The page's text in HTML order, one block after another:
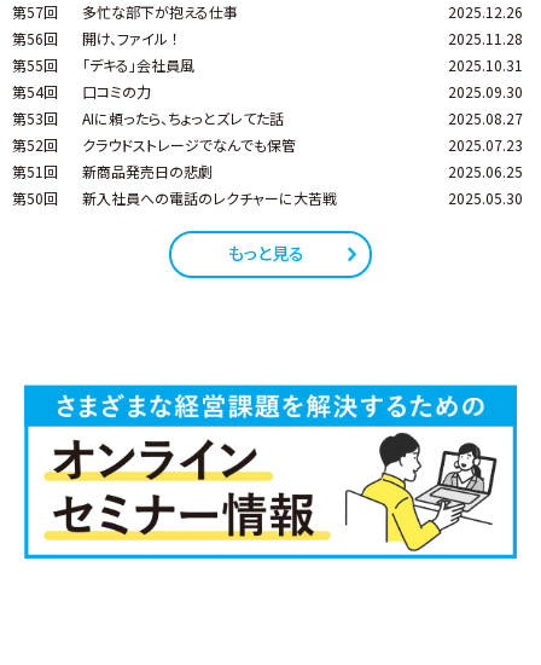
第57回
多忙な部下が抱える仕事
2025.12.26
第56回
開け、ファイル ！
2025.11.28
第55回
「デキる」会社員風
2025.10.31
第54回
口コミの力
2025.09.30
第53回
AIに頼ったら、ちょっとズレてた話
2025.08.27
第52回
クラウドストレージでなんでも保管
2025.07.23
第51回
新商品発売日の悲劇
2025.06.25
第50回
新入社員への電話のレクチャーに大苦戦 2025.05.30
もっと見る